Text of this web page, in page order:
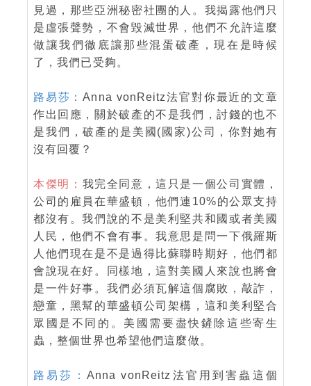
見過，那些亞洲秘密社團的人。我揭露他們只
是虛張聲勢，不會毀滅世界，他們不允許這麼
做讓我們徹底讓那些混蛋破產，現在是時候
了，我們已受夠。
路易莎：Anna vonReitz法官對你最近的文章
作出回應，關於破產的不是我們，討錢的也不
是我們，破產的是美國(國家)公司，你對她有
沒有回覆？
本傑明： 我完全同意，這只是一個公司實體，
公司的雇員在華盛頓，他們連10%的公眾支持
都沒有。我們說的不是美利堅共和國或者美國
人民，他們不會有事。我意思是問一下俄羅斯
人他們現在是不是過得比蘇聯時期好，他們都
會說現在好。同樣地，這對美國人來說也將會
是一件好事。我們必須瓦解這個腐敗，敲詐，
戀童，黑幫的華盛頓公司架構，這和美利堅合
眾國是不同的。美國需要盡快鏟除這些寄生
蟲，整個世界也希望他們這麼做。
路易莎： Anna vonReitz法官用到害蟲這個